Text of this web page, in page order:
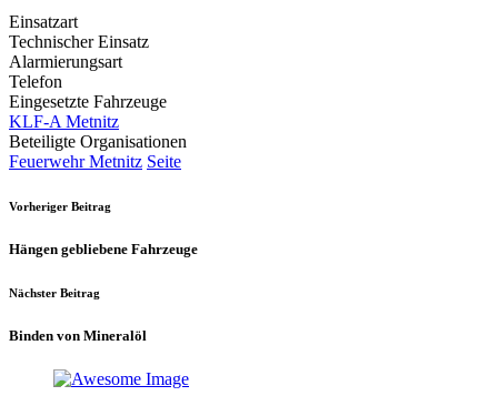
Einsatzart
Technischer Einsatz
Alarmierungsart
Telefon
Eingesetzte Fahrzeuge
KLF-A Metnitz
Beteiligte Organisationen
Feuerwehr Metnitz Seite
Vorheriger Beitrag
Hängen gebliebene Fahrzeuge
Nächster Beitrag
Binden von Mineralöl